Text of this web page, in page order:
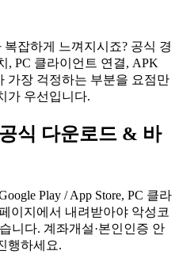
잡하게 느껴지시죠? 공식 경
, PC 클라이언트 연결, APK
가장 걱정하는 부분을 요점만
가 우선입니다.
식 다운로드 & 바
Play / App Store, PC 클라
이지에서 내려받아야 악성코
니다. 계좌개설·본인인증 안
행하세요.